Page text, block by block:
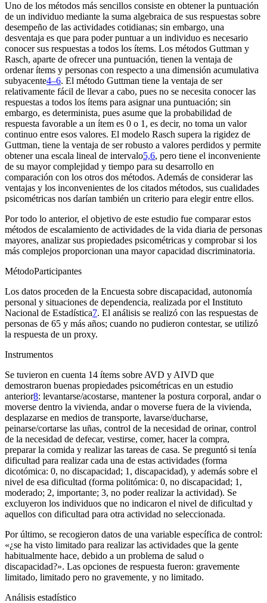
Uno de los métodos más sencillos consiste en obtener la puntuación
de un individuo mediante la suma algebraica de sus respuestas sobre
desempeño de las actividades cotidianas; sin embargo, una
desventaja es que para poder puntuar a un individuo es necesario
conocer sus respuestas a todos los ítems. Los métodos Guttman y
Rasch, aparte de ofrecer una puntuación, tienen la ventaja de
ordenar ítems y personas con respecto a una dimensión acumulativa
subyacente4–6. El método Guttman tiene la ventaja de ser
relativamente fácil de llevar a cabo, pues no se necesita conocer las
respuestas a todos los ítems para asignar una puntuación; sin
embargo, es determinista, pues asume que la probabilidad de
respuesta favorable a un ítem es 0 o 1, es decir, no toma un valor
continuo entre esos valores. El modelo Rasch supera la rigidez de
Guttman, tiene la ventaja de ser robusto a valores perdidos y permite
obtener una escala lineal de intervalo5,6, pero tiene el inconveniente
de su mayor complejidad y tiempo para su desarrollo en
comparación con los otros dos métodos. Además de considerar las
ventajas y los inconvenientes de los citados métodos, sus cualidades
psicométricas nos darían también un criterio para elegir entre ellos.
Por todo lo anterior, el objetivo de este estudio fue comparar estos
métodos de escalamiento de actividades de la vida diaria de personas
mayores, analizar sus propiedades psicométricas y comprobar si los
más complejos proporcionan una mayor capacidad discriminatoria.
MétodoParticipantes
Los datos proceden de la Encuesta sobre discapacidad, autonomía
personal y situaciones de dependencia, realizada por el Instituto
Nacional de Estadística7. El análisis se realizó con las respuestas de
personas de 65 y más años; cuando no pudieron contestar, se utilizó
la respuesta de un proxy.
Instrumentos
Se tuvieron en cuenta 14 ítems sobre AVD y AIVD que
demostraron buenas propiedades psicométricas en un estudio
anterior8: levantarse/acostarse, mantener la postura corporal, andar o
moverse dentro la vivienda, andar o moverse fuera de la vivienda,
desplazarse en medios de transporte, lavarse/ducharse,
peinarse/cortarse las uñas, control de la necesidad de orinar, control
de la necesidad de defecar, vestirse, comer, hacer la compra,
preparar la comida y realizar las tareas de casa. Se preguntó si tenía
dificultad para realizar cada una de estas actividades (forma
dicotómica: 0, no discapacidad; 1, discapacidad), y además sobre el
nivel de esa dificultad (forma politómica: 0, no discapacidad; 1,
moderado; 2, importante; 3, no poder realizar la actividad). Se
excluyeron los individuos que no indicaron el nivel de dificultad y
aquellos con dificultad para otra actividad no seleccionada.
Por último, se recogieron datos de una variable específica de control:
«¿se ha visto limitado para realizar las actividades que la gente
habitualmente hace, debido a un problema de salud o
discapacidad?». Las opciones de respuesta fueron: gravemente
limitado, limitado pero no gravemente, y no limitado.
Análisis estadístico